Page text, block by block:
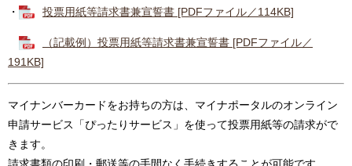
・ 投票用紙等請求書兼宣誓書 [PDFファイル／114KB]
（記載例）投票用紙等請求書兼宣誓書 [PDFファイル／
191KB]
マイナンバーカードをお持ちの方は、マイナポータルのオンライン
申請サービス「ぴったりサービス」を使って投票用紙等の請求がで
きます。